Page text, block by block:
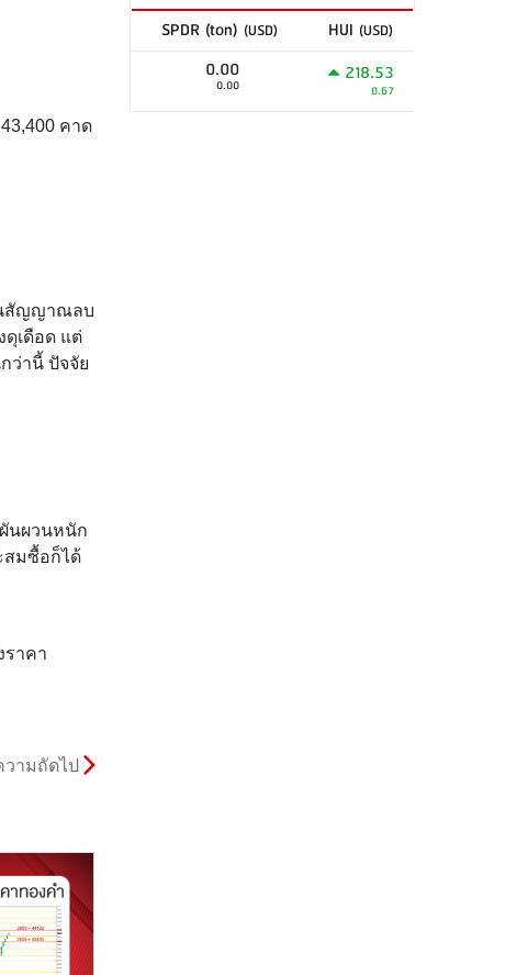
คาด
นสัญญาณลบ
ดุเดือด แต่
ว่านี้ ปัจจัย
นผวนหนัก
สมซื้อก็ได้
ราคา
ามถัดไป
SPDR (ton) (USD) HUI (USD)
0.00
0.00 218.53
0.67